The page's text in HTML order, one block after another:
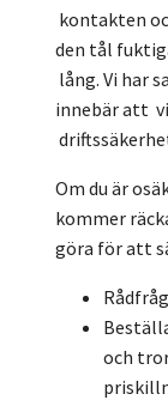
kontakten
den tål
lång. Vi har
innebär att
Om du är
kommer
göra för att
och